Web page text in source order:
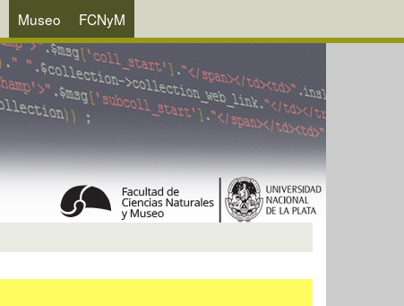
Museo FCNyM